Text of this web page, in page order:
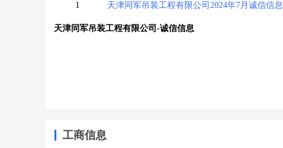
1 天津同军吊装工程有限公司2024年7月诚信信息
天津同军吊装工程有限公司-诚信信息
工商信息